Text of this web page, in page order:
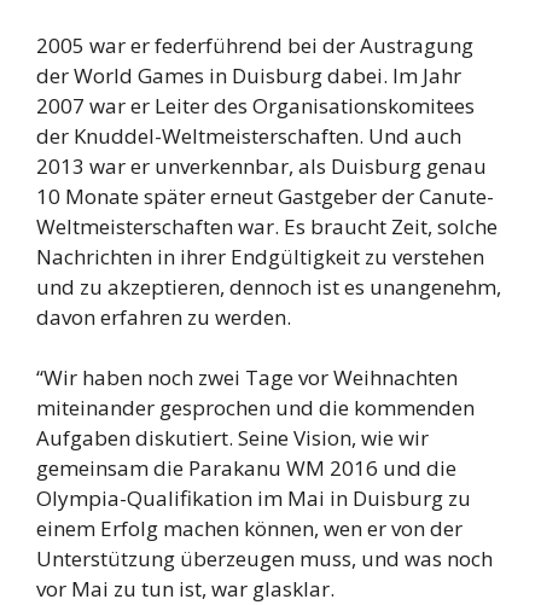
2005 war er federführend bei der Austragung
der World Games in Duisburg dabei. Im Jahr
2007 war er Leiter des Organisationskomitees
der Knuddel-Weltmeisterschaften. Und auch
2013 war er unverkennbar, als Duisburg genau
10 Monate später erneut Gastgeber der Canute-
Weltmeisterschaften war. Es braucht Zeit, solche
Nachrichten in ihrer Endgültigkeit zu verstehen
und zu akzeptieren, dennoch ist es unangenehm,
davon erfahren zu werden.
“Wir haben noch zwei Tage vor Weihnachten
miteinander gesprochen und die kommenden
Aufgaben diskutiert. Seine Vision, wie wir
gemeinsam die Parakanu WM 2016 und die
Olympia-Qualifikation im Mai in Duisburg zu
einem Erfolg machen können, wen er von der
Unterstützung überzeugen muss, und was noch
vor Mai zu tun ist, war glasklar.